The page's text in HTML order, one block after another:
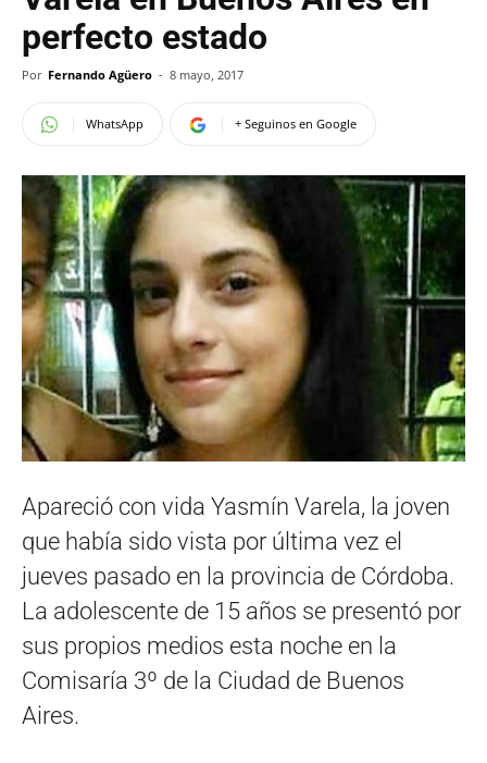
perfecto estado
Por Fernando Agüero - 8 mayo, 2017
WhatsApp + Seguinos en Google
Apareció con vida Yasmín Varela, la joven
que había sido vista por última vez el
jueves pasado en la provincia de Córdoba.
La adolescente de 15 años se presentó por
sus propios medios esta noche en la
Comisaría 3º de la Ciudad de Buenos
Aires.